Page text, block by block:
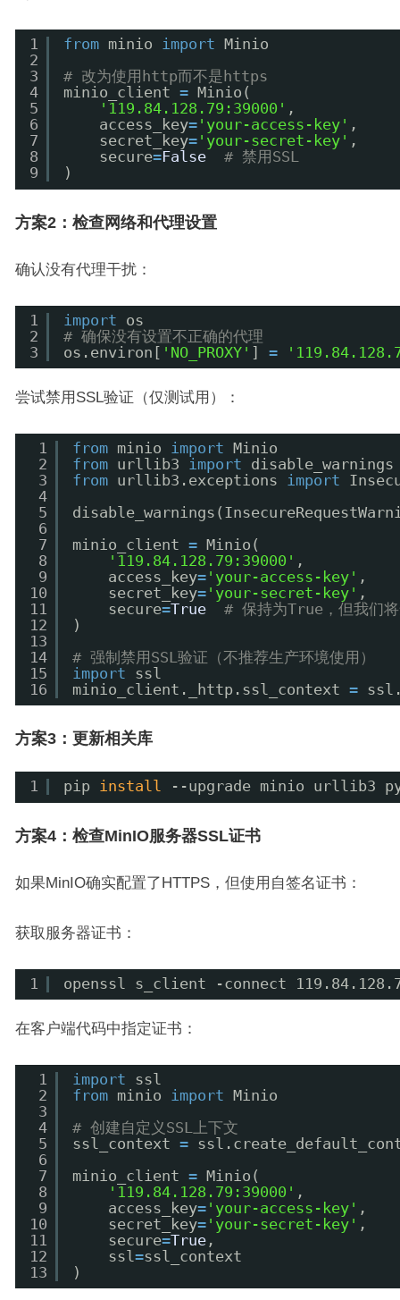
1
2
3
4
5
6
7
8
9
from minio import
Minio
# 改为使用http而不是https
minio_client =
Minio(
'119.84.128.79:39000' ,
access_key= 'your-access-key' ,
secret_key= 'your-secret-key' ,
secure=False
# 禁用SSL
)
方案2：检查网络和代理设置
确认没有代理干扰：
1
2
3
import
os
# 确保没有设置不正确的代理
os.environ[ 'NO_PROXY' ] =
尝试禁用SSL验证（仅测试用）：
1
2
3
4
5
6
7
8
9
10
11
12
13
14
15
16
from minio import Minio
from urllib3 import
disable_warnings
from urllib3.exceptions import
minio_client = Minio(
'119.84.128.79:39000' ,
access_key= 'your-access-key' ,
secret_key= 'your-secret-key' ,
secure=True
# 保持为True，但我们
)
# 强制禁用SSL验证（不推荐生产环境使用）
import
ssl
minio_client._http.ssl_context =
方案3：更新相关库
1 pip install --upgrade minio urllib3
方案4：检查MinIO服务器SSL证书
如果MinIO确实配置了HTTPS，但使用自签名证书：
获取服务器证书：
1 openssl s_client -connect
在客户端代码中指定证书：
1
2
3
4
5
6
7
8
9
10
11
12
13
import
ssl
from minio import Minio
# 创建自定义SSL上下文
ssl_context =
minio_client = Minio(
'119.84.128.79:39000' ,
access_key= 'your-access-key' ,
secret_key= 'your-secret-key' ,
secure=True ,
ssl=ssl_context
)